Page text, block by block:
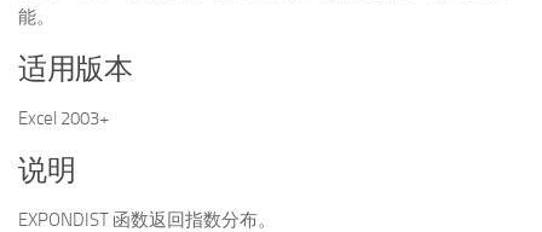
能。
适用版本
Excel 2003+
说明
EXPONDIST 函数返回指数分布。